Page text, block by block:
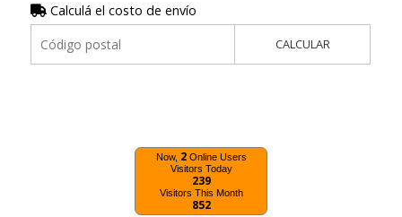
Calculá el costo de envío
CALCULAR
Now, 2Online Users
Visitors Today
239
Visitors This Month
852